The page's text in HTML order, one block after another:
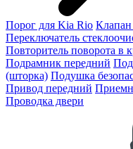
Порог для Kia Rio Клапан
Переключатель
Повторитель поворота в
Подрамник передний
(шторка) Подушка
Привод передний
Проводка двери